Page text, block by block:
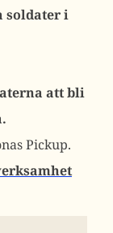
soldater i
att bli
Pickup.